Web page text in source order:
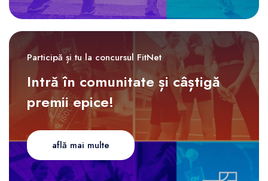
Participă și tu la concursul FitNet
Intră în comunitate și câștigă
premii epice!
află mai multe